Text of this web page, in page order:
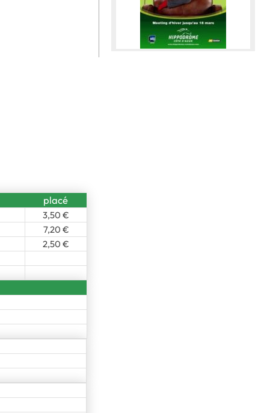
placé
3,50 €
7,20 €
2,50 €